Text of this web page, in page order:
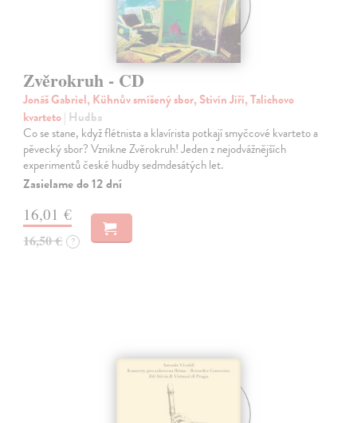
Zvěrokruh - CD
Jonáš Gabriel, Kühnův smíšený sbor, Stivín Jiří, Talichovo
kvarteto| Hudba
Co se stane, když flétnista a klavírista potkají smyčcové kvarteto a
pěvecký sbor? Vznikne Zvěrokruh! Jeden z nejodvážnějších
experimentů české hudby sedmdesátých let.
Zasielame do 12 dní
16,01 €
16,50 € ?